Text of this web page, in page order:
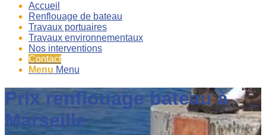
Accueil
Renflouage de bateau
Travaux portuaires
Travaux environnementaux
Nos interventions
Contact
Menu Menu
Prix renflouage bateau à
Marseille